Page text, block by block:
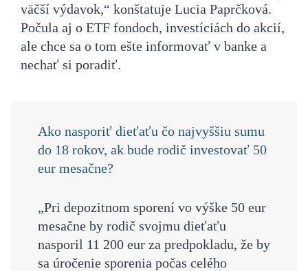
väčší výdavok,“ konštatuje Lucia Paprčková.
Počula aj o ETF fondoch, investíciách do akcií,
ale chce sa o tom ešte informovať v banke a
nechať si poradiť.
Ako nasporiť dieťaťu čo najvyššiu sumu
do 18 rokov, ak bude rodič investovať 50
eur mesačne?
„Pri depozitnom sporení vo výške 50 eur
mesačne by rodič svojmu dieťaťu
nasporil 11 200 eur za predpokladu, že by
sa úročenie sporenia počas celého